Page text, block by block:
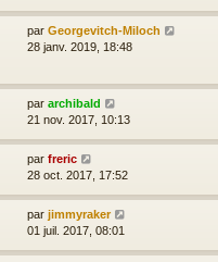
par Georgevitch-Miloch
28 janv. 2019, 18:48
par archibald
21 nov. 2017, 10:13
par freric
28 oct. 2017, 17:52
par jimmyraker
01 juil. 2017, 08:01